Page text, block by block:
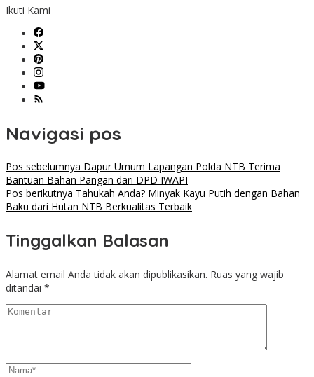
Ikuti Kami
Navigasi pos
Pos sebelumnya Dapur Umum Lapangan Polda NTB Terima
Bantuan Bahan Pangan dari DPD IWAPI
Pos berikutnya Tahukah Anda? Minyak Kayu Putih dengan Bahan
Baku dari Hutan NTB Berkualitas Terbaik
Tinggalkan Balasan
Alamat email Anda tidak akan dipublikasikan. Ruas yang wajib
ditandai *